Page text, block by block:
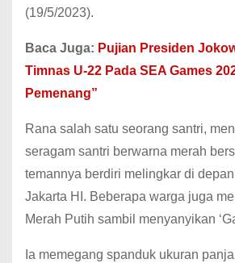
(19/5/2023).
Baca Juga: Pujian Presiden
Timnas U-22 Pada SEA Games
Pemenang”
Rana salah satu seorang santri,
seragam santri berwarna merah
temannya berdiri melingkar di
Jakarta HI. Beberapa warga juga
Merah Putih sambil menyanyikan
Ia memegang spanduk ukuran